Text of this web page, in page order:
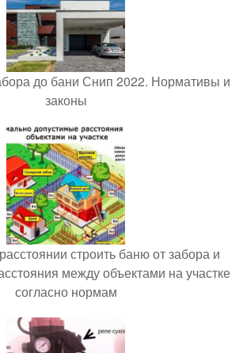
до бани Снип 2022. Нормативы и
законы
строить баню от забора и
между объектами на участке
согласно нормам